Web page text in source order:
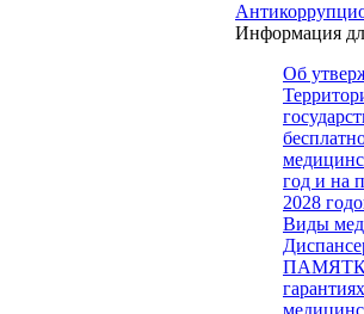
Информация
Об
год и на
2028
Виды